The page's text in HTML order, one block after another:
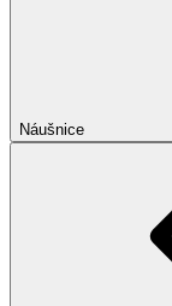
Náušnice